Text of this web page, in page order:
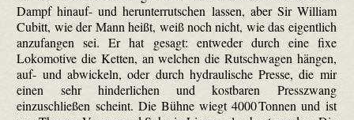
Dampf hinauf- und herunterrutschen lassen, aber Sir William
Cubitt, wie der Mann heißt, weiß noch nicht, wie das eigentlich
anzufangen sei. Er hat gesagt: entweder durch eine fixe
Lokomotive die Ketten, an welchen die Rutsch­wagen hängen,
auf- und abwickeln, oder durch hydraulische Presse, die mir
einen sehr hinderlichen und kostbaren Presszwang
einzuschließen scheint. Die Bühne wiegt 4000 Tonnen und ist